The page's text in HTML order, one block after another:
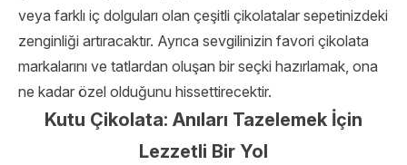
veya farklı iç dolguları olan çeşitli çikolatalar sepetinizdeki
zenginliği artıracaktır. Ayrıca sevgilinizin favori çikolata
markalarını ve tatlardan oluşan bir seçki hazırlamak, ona
ne kadar özel olduğunu hissettirecektir.
Kutu Çikolata: Anıları Tazelemek İçin
Lezzetli Bir Yol